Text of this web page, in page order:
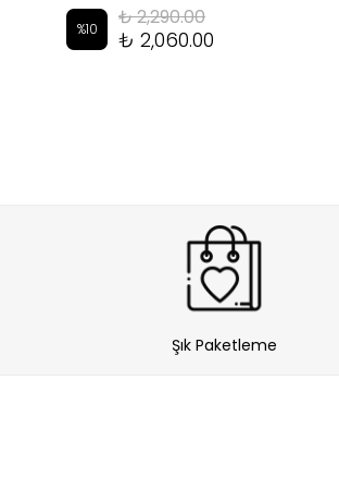
%10 ₺ 2,290.00
₺ 2,060.00
Şık Paketleme